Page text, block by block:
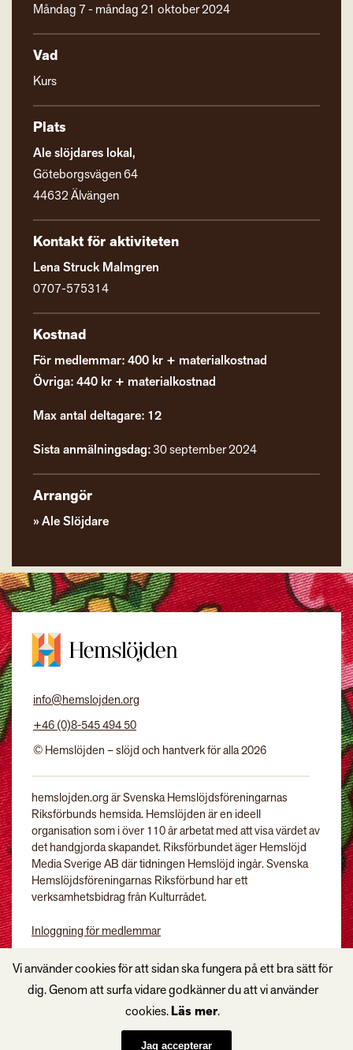
Måndag 7 - måndag 21 oktober 2024
Vad
Kurs
Plats
Ale slöjdares lokal,
Göteborgsvägen 64
44632 Älvängen
Kontakt för aktiviteten
Lena Struck Malmgren
0707-575314
Kostnad
För medlemmar: 400 kr + materialkostnad
Övriga: 440 kr + materialkostnad
Max antal deltagare: 12
Sista anmälningsdag:30 september 2024
Arrangör
Ale Slöjdare
info@hemslojden.org
+46 (0)8-545 494 50
© Hemslöjden – slöjd och hantverk för alla 2026
hemslojden.org är Svenska Hemslöjdsföreningarnas
Riksförbunds hemsida. Hemslöjden är en ideell
organisation som i över 110 år arbetat med att visa värdet av
det handgjorda skapandet. Riksförbundet äger Hemslöjd
Media Sverige AB där tidningen Hemslöjd ingår. Svenska
Hemslöjdsföreningarnas Riksförbund har ett
verksamhetsbidrag från Kulturrådet.
Inloggning för medlemmar
Vi använder cookies för att sidan ska fungera på ett bra sätt för
dig. Genom att surfa vidare godkänner du att vi använder
cookies.Läs mer.
Jag accepterar